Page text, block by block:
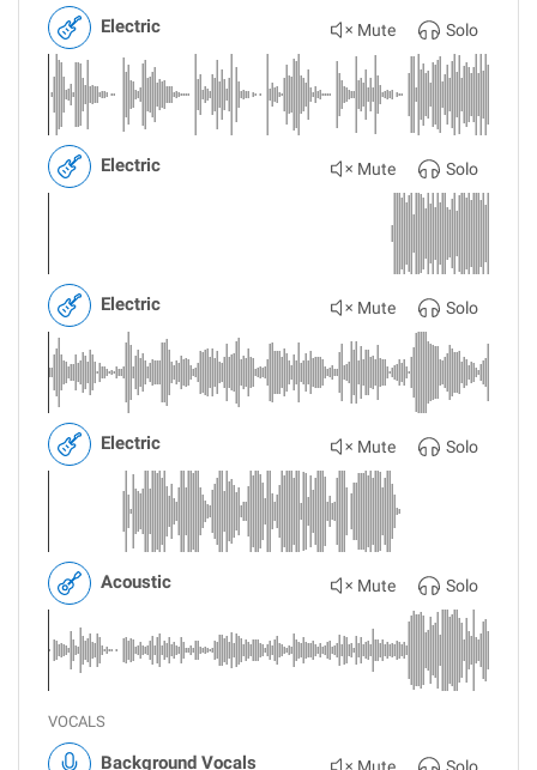
Electric Mute Solo
Electric Mute Solo
Electric Mute Solo
Electric Mute Solo
Acoustic Mute Solo
VOCALS
Background Vocals